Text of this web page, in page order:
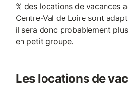
% des locations de vacances
Centre-Val de Loire sont
il sera donc probablement
en petit groupe.
Les locations de